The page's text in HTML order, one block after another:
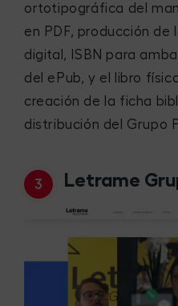
ortotipográfica del
en PDF, producción de
digital, ISBN para
del ePub, y el libro
creación de la ficha
distribución del Grupo
Letrame